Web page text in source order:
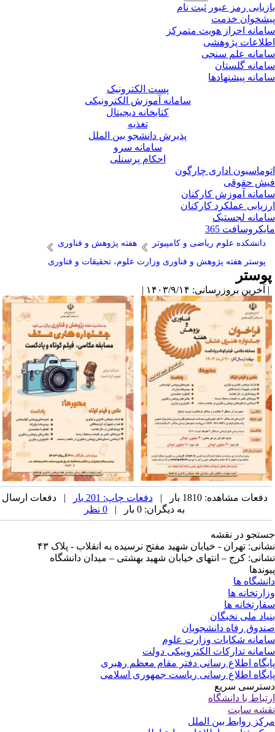
رمز عبور ثبت نام
خدمت
احراز هویت متمرکز
پژوهشی
علم سنجی
گلستان
پیشنهادها
پست الکترونیک
سامانه آموزش الکترونیکی
کتابخانه دیجیتال
تغذیه
پذیرش دانشجو بین الملل
سامانه سرو
احکام پرسنلی
اداری چارگون
حقوقی
آموزش کارکنان
عملکرد کارکنان
لجستیک
365
دانشکده علوم ریاضی و کامپیوتر
هفته پژوهش و فناوری
پوستر هفته پژوهش و فناوری وزارت علوم، تحقیقات و فناوری
بروزرسانی: ۱۴۰۳/۹/۱۴ |
دفعات مشاهده: 1810 بار | دفعات چاپ: 201 بار
| دفعات ارسال
به دیگران: 0 بار |
در نقشه
تهران - خیابان شهید مفتح نرسیده به انقلاب - پلاک ۴۳
کرج – انتهای خیابان شهید بهشتی – میدان دانشگاه
ها
ها
ها
ملی نخبگان
رفاه دانشجویان
شکایات وزارت علوم
تدارکات الکترونیکی دولت
اطلاع رسانی دفتر مقام معظم رهبری
اطلاع رسانی ریاست جمهوری اسلامی
سریع
با دانشگاه
سایت
روابط بین الملل